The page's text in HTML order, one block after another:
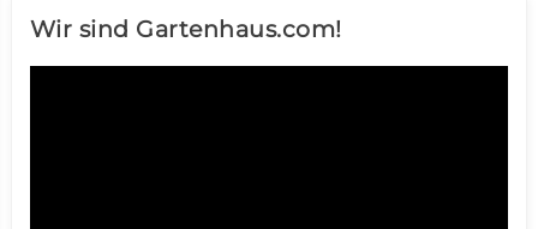
Wir sind Gartenhaus.com!